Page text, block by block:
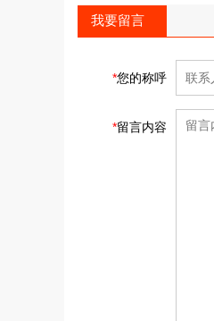
我要留言
*您的称呼
*留言内容